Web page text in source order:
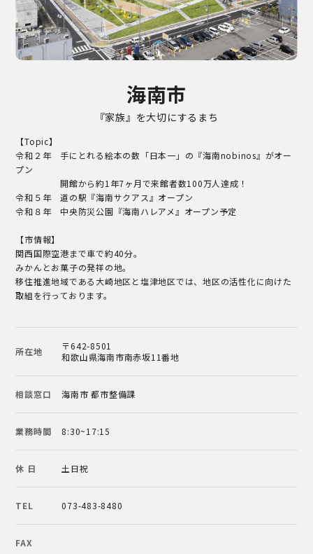
海南市
『家族』を大切にするまち
【Topic】
令和２年 手にとれる絵本の数「日本一」の『海南nobinos』がオー
プン
開館から約1年7ヶ月で来館者数100万人達成！
令和５年 道の駅『海南サクアス』オープン
令和８年 中央防災公園『海南ハレアメ』オープン予定
【市情報】
関西国際空港まで車で約40分。
みかんとお菓子の発祥の地。
移住推進地域である大崎地区と塩津地区では、地区の活性化に向けた
取組を行っております。
所在地
〒642-8501
和歌山県海南市南赤坂11番地
相談窓口 海南市 都市整備課
業務時間 8:30~17:15
休 日 土日祝
TEL 073-483-8480
FAX